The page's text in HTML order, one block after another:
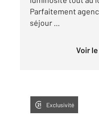
Parfaitement
séjour ...
Voir
Exclusivité